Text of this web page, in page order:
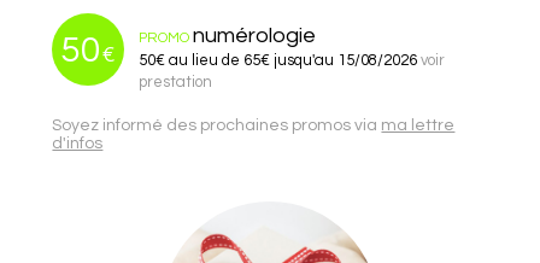
50€
PROMO numérologie
50€ au lieu de 65€ jusqu'au 15/08/2026voir
prestation
Soyez informé des prochaines promos via ma lettre
d'infos